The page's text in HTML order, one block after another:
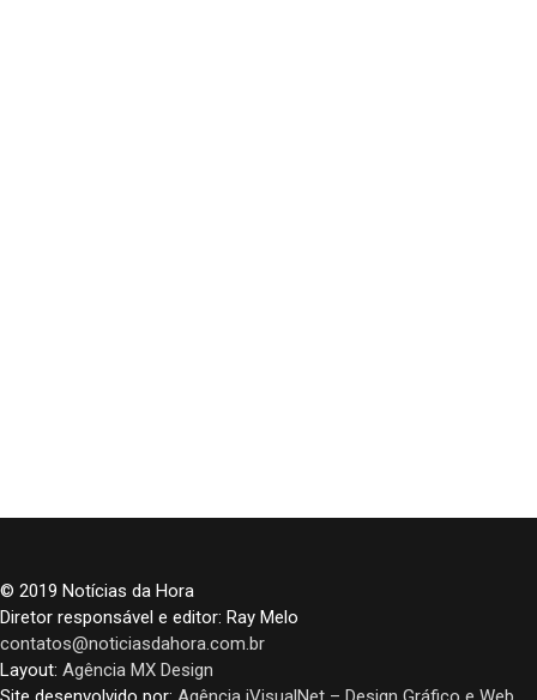
© 2019 Notícias da Hora
Diretor responsável e editor: Ray Melo
contatos@noticiasdahora.com.br
Layout: Agência MX Design